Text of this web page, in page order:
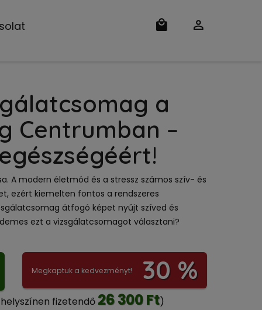
a
Centrumban –
A modern életmód és a stressz számos szív- és
ezért kiemelten fontos a rendszeres
átfogó képet nyújt szíved és
ezt a vizsgálatcsomagot választani?
Megkaptuk a kedvezményt! 30 %
fizetendő 26 300 Ft)